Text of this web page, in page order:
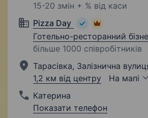
15-20 змін + % від каси
Pizza Day
Готельно-ресторанний
більше 1000 співробітників
Тарасівка, Залізнична
1,2 км від центру
На мапі
Катерина
Показати телефон